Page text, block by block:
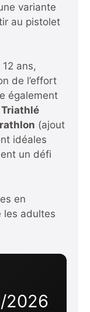
variante
au pistolet
ans,
de l’effort
également
Triathlé
(ajout
idéales
un défi
en
les adultes
2026